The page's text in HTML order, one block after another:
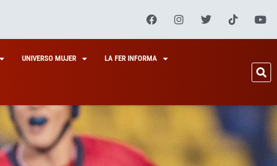
UNIVERSO MUJER LA FER INFORMA